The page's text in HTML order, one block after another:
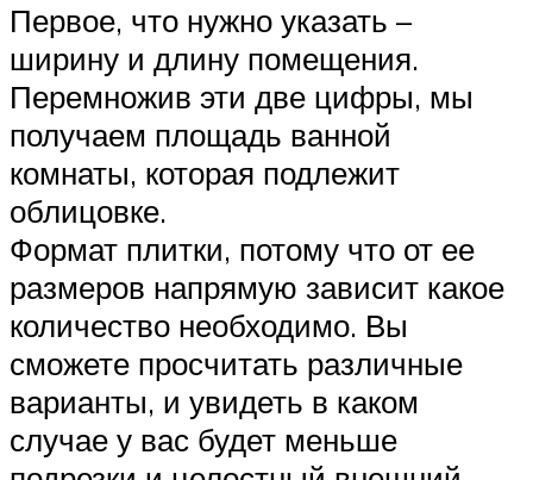
Первое, что нужно указать –
ширину и длину помещения.
Перемножив эти две цифры, мы
получаем площадь ванной
комнаты, которая подлежит
облицовке.
Формат плитки, потому что от ее
размеров напрямую зависит какое
количество необходимо. Вы
сможете просчитать различные
варианты, и увидеть в каком
случае у вас будет меньше